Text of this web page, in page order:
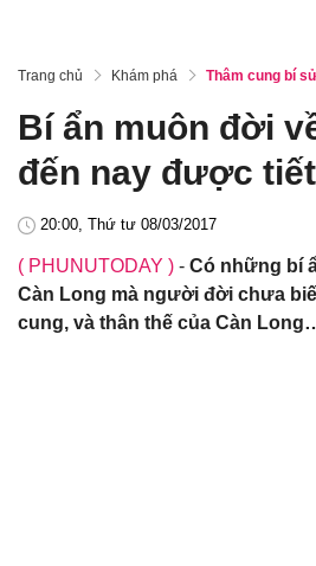
Trang chủ Khám phá Thâm cung bí
Bí ẩn muôn đời
đến nay được
20:00, Thứ tư 08/03/2017
( PHUNUTODAY ) - Có những bí
Càn Long mà người đời chưa
cung, và thân thế của Càn